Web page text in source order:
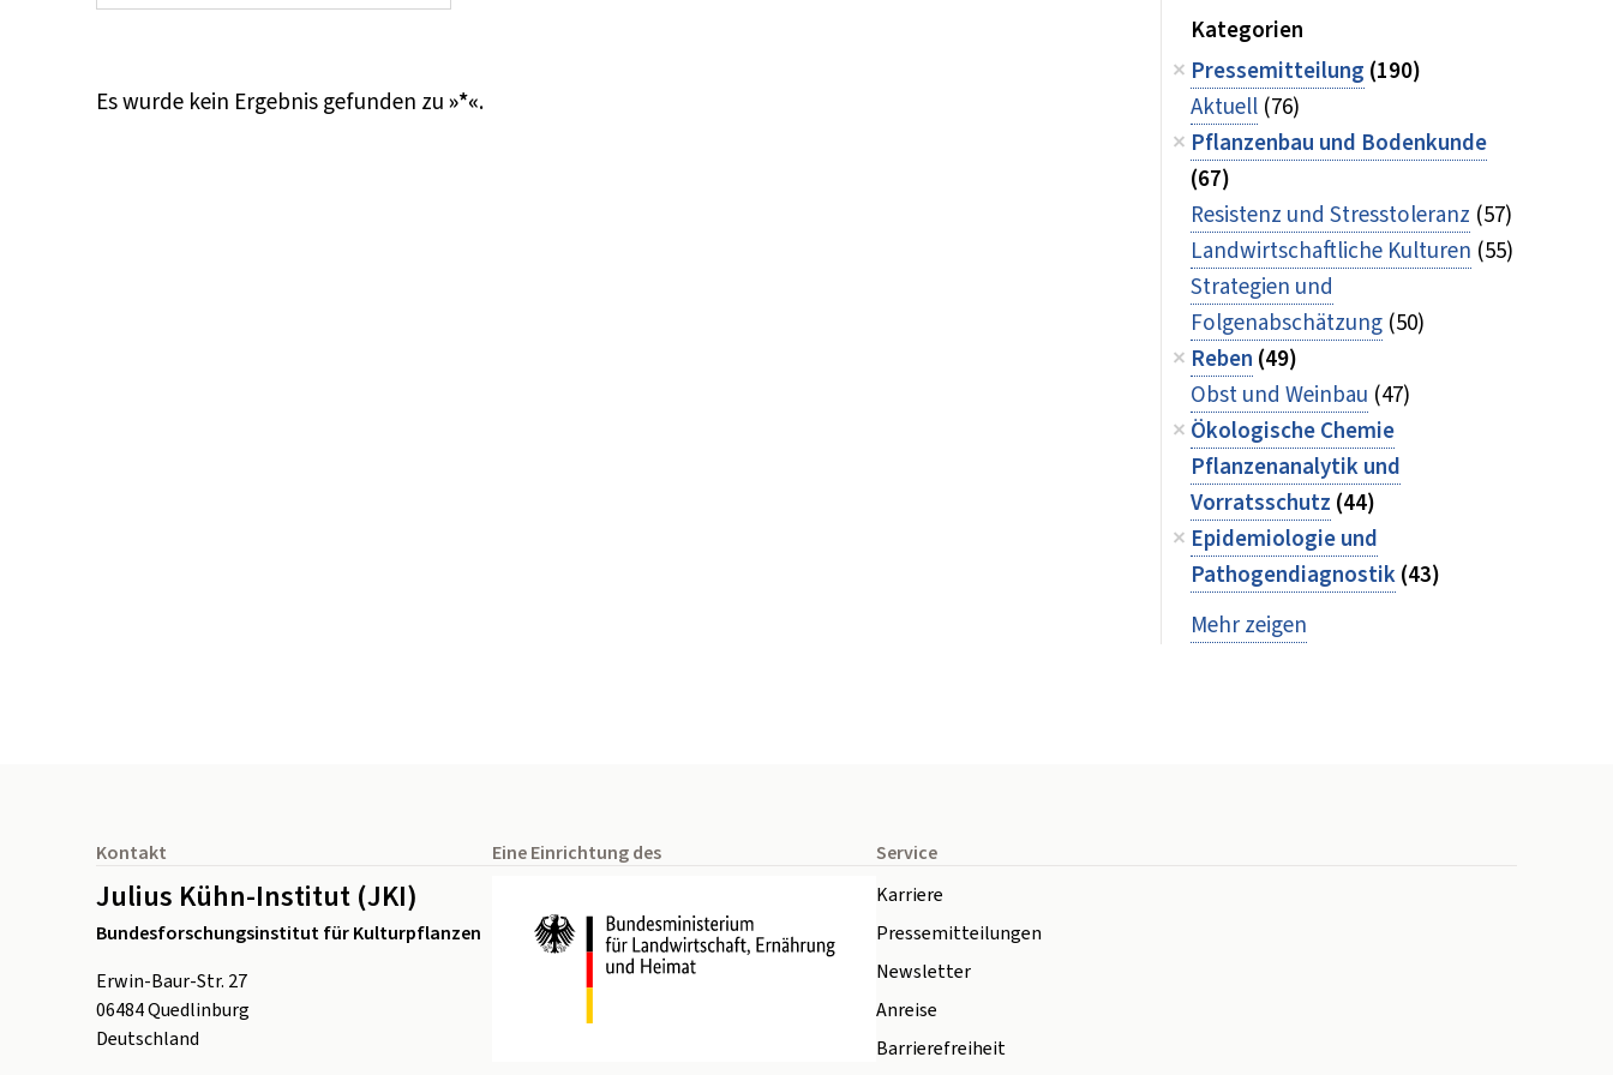
Es wurde kein Ergebnis gefunden zu»*«.
Kategorien
Pressemitteilung (190)
Aktuell (76)
Pflanzenbau und Bodenkunde
(67)
Resistenz und Stresstoleranz (57)
Landwirtschaftliche Kulturen (55)
Strategien und
Folgenabschätzung (50)
Reben (49)
Obst und Weinbau (47)
Ökologische Chemie
Pflanzenanalytik und
Vorratsschutz (44)
Epidemiologie und
Pathogendiagnostik(43)
Mehr zeigen
Kontakt
Julius Kühn-Institut (JKI)
Bundesforschungsinstitut für Kulturpflanzen
Erwin-Baur-Str. 27
06484Quedlinburg
Deutschland
Eine Einrichtung des
Service
Karriere
Pressemitteilungen
Newsletter
Anreise
Barrierefreiheit